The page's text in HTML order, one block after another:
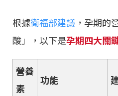
根據衛福部建議 ，孕期的
酸」，以下是孕期四大關
營養
素
功能